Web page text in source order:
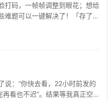
打码，一帧帧调整到眼花；想给
难题可以一键解决了！「存了个
说：“你快去看，22小时前发的
看也不迟”。结果等我真正空